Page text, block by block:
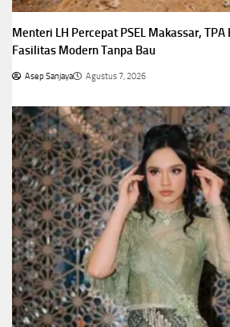
Menteri LH Percepat PSEL Makassar, TPA
Fasilitas Modern Tanpa Bau
Asep Sanjaya Agustus 7, 2026